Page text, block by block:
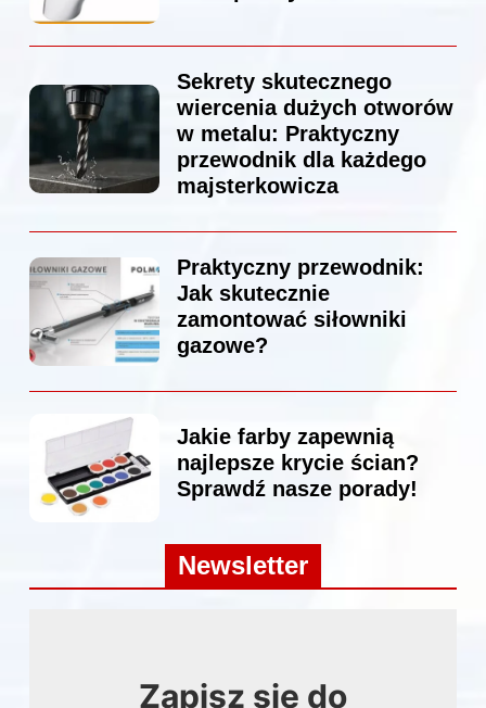
Sekrety skutecznego
wiercenia dużych otworów
w metalu: Praktyczny
przewodnik dla każdego
majsterkowicza
Praktyczny przewodnik:
Jak skutecznie
zamontować siłowniki
gazowe?
Jakie farby zapewnią
najlepsze krycie ścian?
Sprawdź nasze porady!
Newsletter
Zapisz się do